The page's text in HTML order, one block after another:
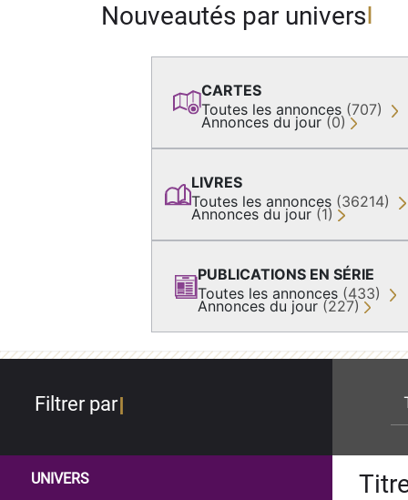
Nouveautés par univers
CARTES
Toutes les annonces (707)
Annonces du jour (0)
LIVRES
Toutes les annonces (36214)
Annonces du jour (1)
PUBLICATIONS EN SÉRIE
Toutes les annonces (433)
Annonces du jour (227)
Filtrer par
UNIVERS